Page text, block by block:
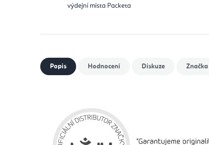
výdejní místa Packeta
Popis Hodnocení Diskuze Značka